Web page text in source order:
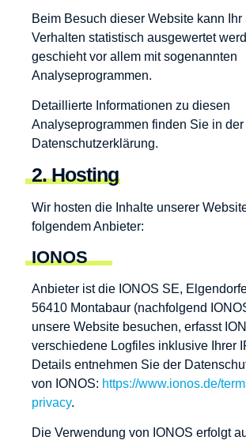
Beim Besuch dieser Website kann Ihr
Verhalten statistisch ausgewertet
geschieht vor allem mit sogenannten
Analyseprogrammen.
Detaillierte Informationen zu diesen
Analyseprogrammen finden Sie in
Datenschutzerklärung.
2. Hosting
Wir hosten die Inhalte unserer
folgendem Anbieter:
IONOS
Anbieter ist die IONOS SE,
56410 Montabaur (nachfolgend
unsere Website besuchen, erfasst
verschiedene Logfiles inklusive Ihrer
Details entnehmen Sie der
von IONOS: https://www.ionos.de/
privacy.
Die Verwendung von IONOS erfolgt